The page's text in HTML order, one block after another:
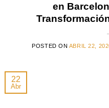
en
POSTED ON ABRIL 22,
22
Abr